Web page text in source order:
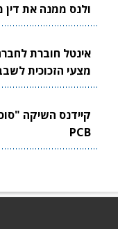
ולנס ממנה את
אינטל חוברת
מצעי הזכוכית
קיידנס השיקה
PCB